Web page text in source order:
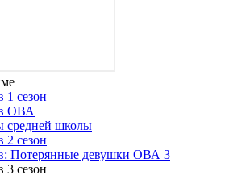
1 сезон
ОВА
средней школы
2 сезон
Потерянные девушки ОВА 3
3 сезон